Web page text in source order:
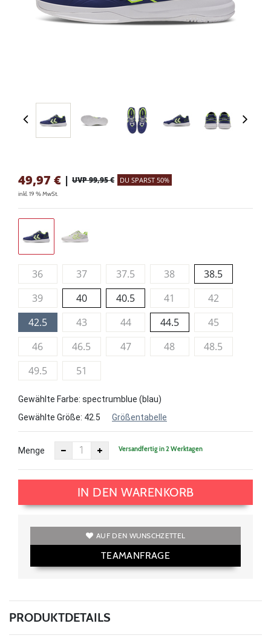
49,97 € | UVP 99,95 € DU SPARST 50%
inkl. 19 % MwSt.
36 37 37.5 38
38.5
39
40 40.5 41
42
42.5
43 44 44.5
45
46
46.5 47 48
48.5
49.5
51
Gewählte Farbe: spectrumblue (blau)
Gewählte Größe: 42.5 Größentabelle
Menge Versandfertig in 2 Werktagen
IN DEN WARENKORB
AUF DEN WUNSCHZETTEL
TEAMANFRAGE
PRODUKTDETAILS